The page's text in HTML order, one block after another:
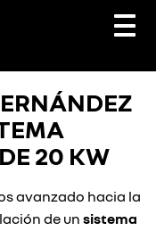
20 KW
avanzado hacia la
de un sistema